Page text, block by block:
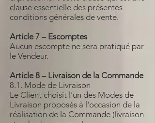
clause essentielle des présentes
conditions générales de vente.
Article 7 – Escomptes
Aucun escompte ne sera pratiqué par
le Vendeur.
Article 8 – Livraison de la Commande
8.1. Mode de Livraison
Le Client choisit l'un des Modes de
Livraison proposés à l'occasion de la
réalisation de la Commande (livraison